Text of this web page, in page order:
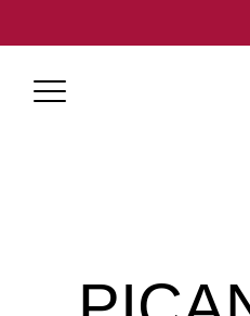
to
content